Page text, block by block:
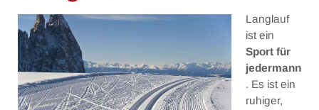
Carving
Freeride
Ski-Touren
Langlauf
ist ein
Sport für
jedermann
. Es ist ein
ruhiger,